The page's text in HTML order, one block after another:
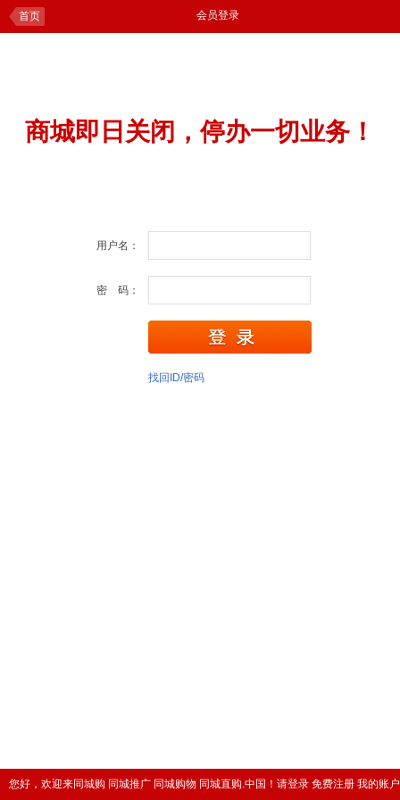
您好，欢迎来同城购 同城推广 同城购物 同城直购.中国！ 请登录 免费注册 我的账户
首页 会员登录
商城即日关闭，停办一切业务！
用户名：
密 码：
找回ID/密码